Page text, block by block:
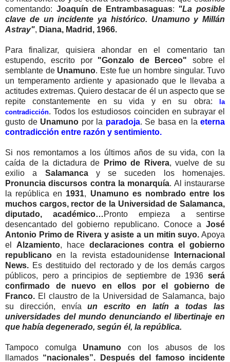
comentando: Joaquín de Entrambasaguas: "La posible
clave de un incidente ya histórico. Unamuno y Millán
Astray", Diana, Madrid, 1966.
Para finalizar, quisiera ahondar en el comentario tan
estupendo, escrito por "Gonzalo de Berceo" sobre el
semblante de Unamuno. Este fue un hombre singular. Tuvo
un temperamento ardiente y apasionado que le llevaba a
actitudes extremas. Quiero destacar de él un aspecto que se
repite constantemente en su vida y en su obra:
la
contradicción. Todos los estudiosos coinciden en subrayar el
gusto de Unamuno por la paradoja. Se basa en la eterna
contradicción entre razón y sentimiento.
Si nos remontamos a los últimos años de su vida, con la
caída de la dictadura de
Primo de Rivera, vuelve de su
exilio a Salamancay se suceden los homenajes.
Pronuncia discursos contra la monarquía. Al instaurarse
la república en 1931, Unamuno es nombrado entre los
muchos cargos, rector de la Universidad de Salamanca,
diputado, académico…Pronto empieza a sentirse
desencantado del gobierno republicano. Conoce a José
Antonio Primo de Rivera y asiste a un mitin suyo. Apoya
el Alzamiento, hace declaraciones contra el gobierno
republicano en la revista estadounidense
Internacional
News. Es destituido del rectorado y de los demás cargos
públicos, pero a principios de septiembre de 1936 será
confirmado de nuevo en ellos por el gobierno de
Franco. El claustro de la Universidad de Salamanca, bajo
su dirección, envíaun escrito en latín a todas las
universidades del mundo denunciando el libertinaje en
que había degenerado, según él, la república.
Tampoco comulga Unamuno con los abusos de los
llamados “nacionales”.
Después del famoso incidente